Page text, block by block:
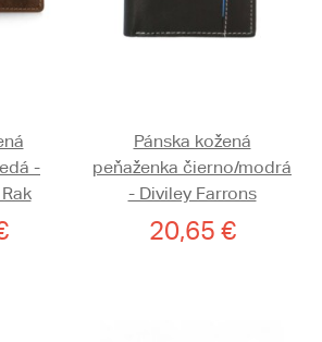
-
Pánska kožená
peňaženka čierno/modrá
- Diviley Farrons
20,65 €